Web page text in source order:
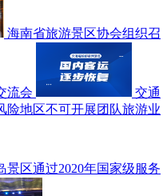
海南省旅游景区协会组织召
流会
交通
险地区不可开展团队旅游业
景区通过2020年国家级服务